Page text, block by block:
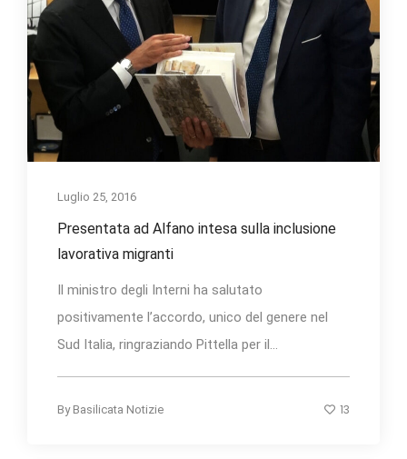
Luglio 25, 2016
Presentata ad Alfano intesa sulla inclusione
lavorativa migranti
Il ministro degli Interni ha salutato
positivamente l’accordo, unico del genere nel
Sud Italia, ringraziando Pittella per il...
By Basilicata Notizie 13